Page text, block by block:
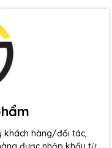
khách hàng/đối tác,